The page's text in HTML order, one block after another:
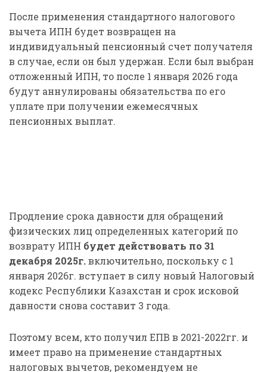
После применения стандартного налогового
вычета ИПН будет возвращен на
индивидуальный пенсионный счет получателя
в случае, если он был удержан. Если был выбран
отложенный ИПН, то после 1 января 2026 года
будут аннулированы обязательства по его
уплате при получении ежемесячных
пенсионных выплат.
Продление срока давности для обращений
физических лиц определенных категорий по
возврату ИПН будет действовать по 31
декабря 2025г.включительно, поскольку с 1
января 2026г. вступает в силу новый Налоговый
кодекс Республики Казахстан и срок исковой
давности снова составит 3 года.
Поэтому всем, кто получил ЕПВ в 2021-2022гг. и
имеет право на применение стандартных
налоговых вычетов, рекомендуем не